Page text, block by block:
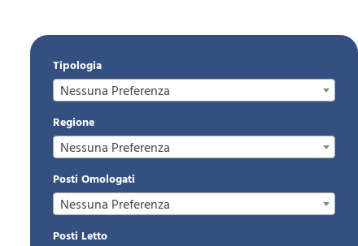
Tipologia
Nessuna Preferenza
Regione
Nessuna Preferenza
Posti Omologati
Nessuna Preferenza
Posti Letto